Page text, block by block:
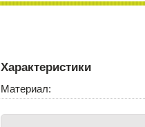
Характеристики
Материал: